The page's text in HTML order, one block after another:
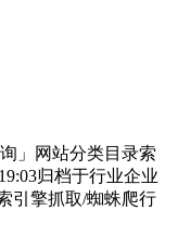
」网站分类目录索
归档于行业企业
引擎抓取/蜘蛛爬行